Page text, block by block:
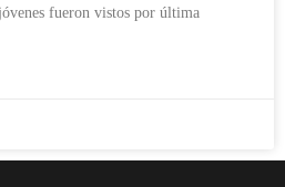
fueron vistos por última